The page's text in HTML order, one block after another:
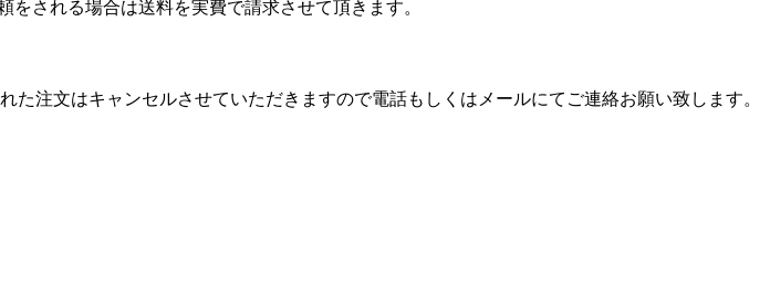
される場合は送料を実費で請求させて頂きます。
注文はキャンセルさせていただきますので電話もしくはメールにてご連絡お願い致します。